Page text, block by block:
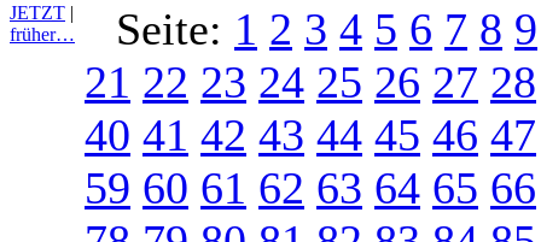
JETZT |
früher…
Seite: 1 2 3 4 5 6 7 8 9
21 22 23 24 25 26 27 28
40 41 42 43 44 45 46 47
59 60 61 62 63 64 65 66